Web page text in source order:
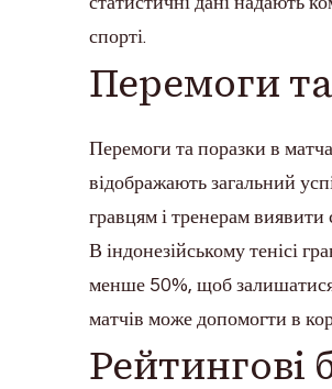
спорті.
Перемоги
Перемоги та поразки в
відображають загальний
гравцям і тренерам виявити
В індонезійському тенісі
менше 50%, щоб залишатися
матчів може допомогти в
Рейтингові